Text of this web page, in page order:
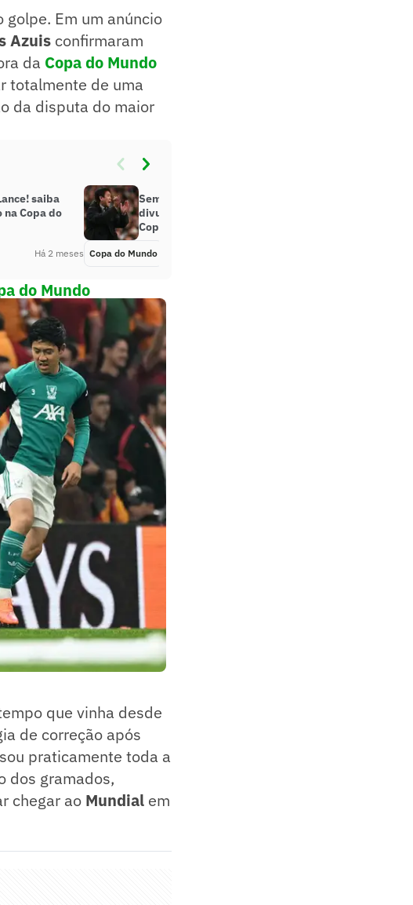
golpe. Em um anúncio
Azuis confirmaram
da Copa do Mundo
totalmente de uma
da disputa do maior
saiba
Copa do
Há 2 meses
Sem Mitoma e Minamino, Japão
divulga lista de convocados para a
Copa do Mundo
Copa do Mundo
do Mundo
que vinha desde
de correção após
praticamente toda a
dos gramados,
chegar ao Mundial em